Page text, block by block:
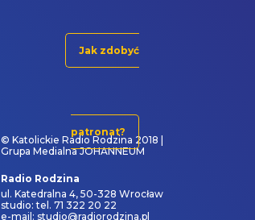
Jak zdobyć
patronat?
© Katolickie Radio Rodzina 2018 |
Grupa Medialna JOHANNEUM
Radio Rodzina
ul. Katedralna 4, 50-328 Wrocław
studio: tel. 71 322 20 22
e-mail: studio@radiorodzina.pl